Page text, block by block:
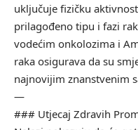
uključuje fizičku
prilagođeno tipu i fazi
vodećim onkolozima i
raka osigurava da su
najnovijim znanstvenim
—
### Utjecaj Zdravih